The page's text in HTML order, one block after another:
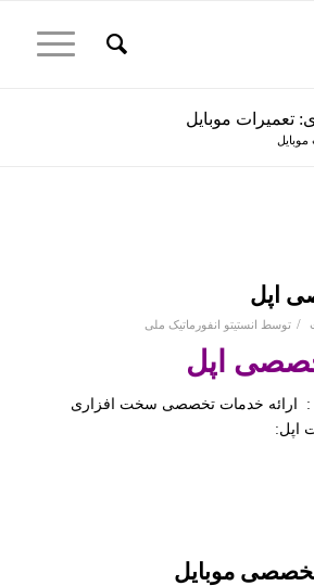
تعمیرات موبایل
موبایل
اپل
/ توسط انستیتو انفورماتیک ملی
اپل
: ارائه خدمات تخصصی سخت افزاری
اپل:
موبایل